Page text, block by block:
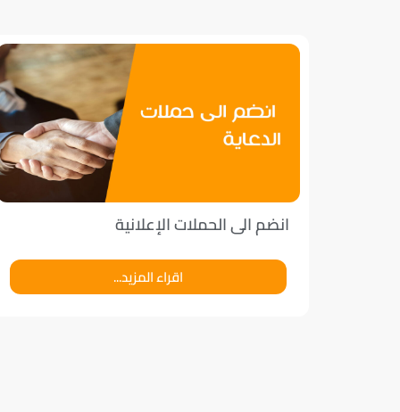
انضم الى الحملات الإعلانية
اقراء المزيد...